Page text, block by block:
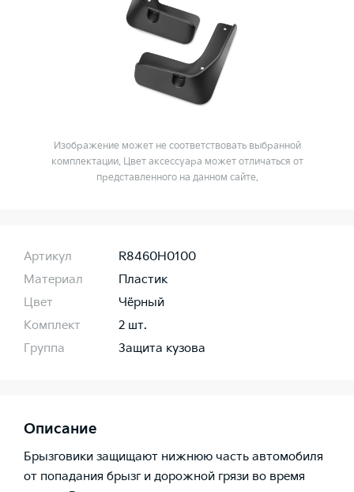
Изображение может не соответствовать выбранной
комплектации. Цвет аксессуара может отличаться от
представленного на данном сайте.
Артикул
R8460H0100
Материал
Пластик
Цвет
Чёрный
Комплект
2 шт.
Группа
Защита кузова
Описание
Брызговики защищают нижнюю часть автомобиля
от попадания брызг и дорожной грязи во время